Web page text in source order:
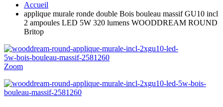
Accueil
applique murale ronde double Bois bouleau massif GU10 incl
2 ampoules LED 5W 320 lumens WOODDREAM ROUND
Britop
Zoom